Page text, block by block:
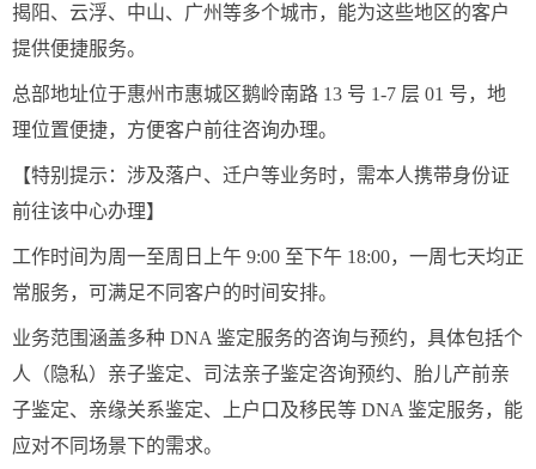
揭阳、云浮、中山、广州等多个城市，能为这些地区的客户
提供便捷服务。
总部地址位于惠州市惠城区鹅岭南路 13 号 1-7 层 01 号，地
理位置便捷，方便客户前往咨询办理。
【特别提示：涉及落户、迁户等业务时，需本人携带身份证
前往该中心办理】
工作时间为周一至周日上午 9:00 至下午 18:00，一周七天均正
常服务，可满足不同客户的时间安排。
业务范围涵盖多种 DNA 鉴定服务的咨询与预约，具体包括个
人（隐私）亲子鉴定、司法亲子鉴定咨询预约、胎儿产前亲
子鉴定、亲缘关系鉴定、上户口及移民等 DNA 鉴定服务，能
应对不同场景下的需求。